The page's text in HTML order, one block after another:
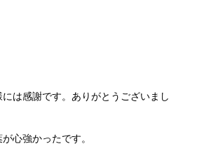
は感謝です。ありがとうございまし
心強かったです。